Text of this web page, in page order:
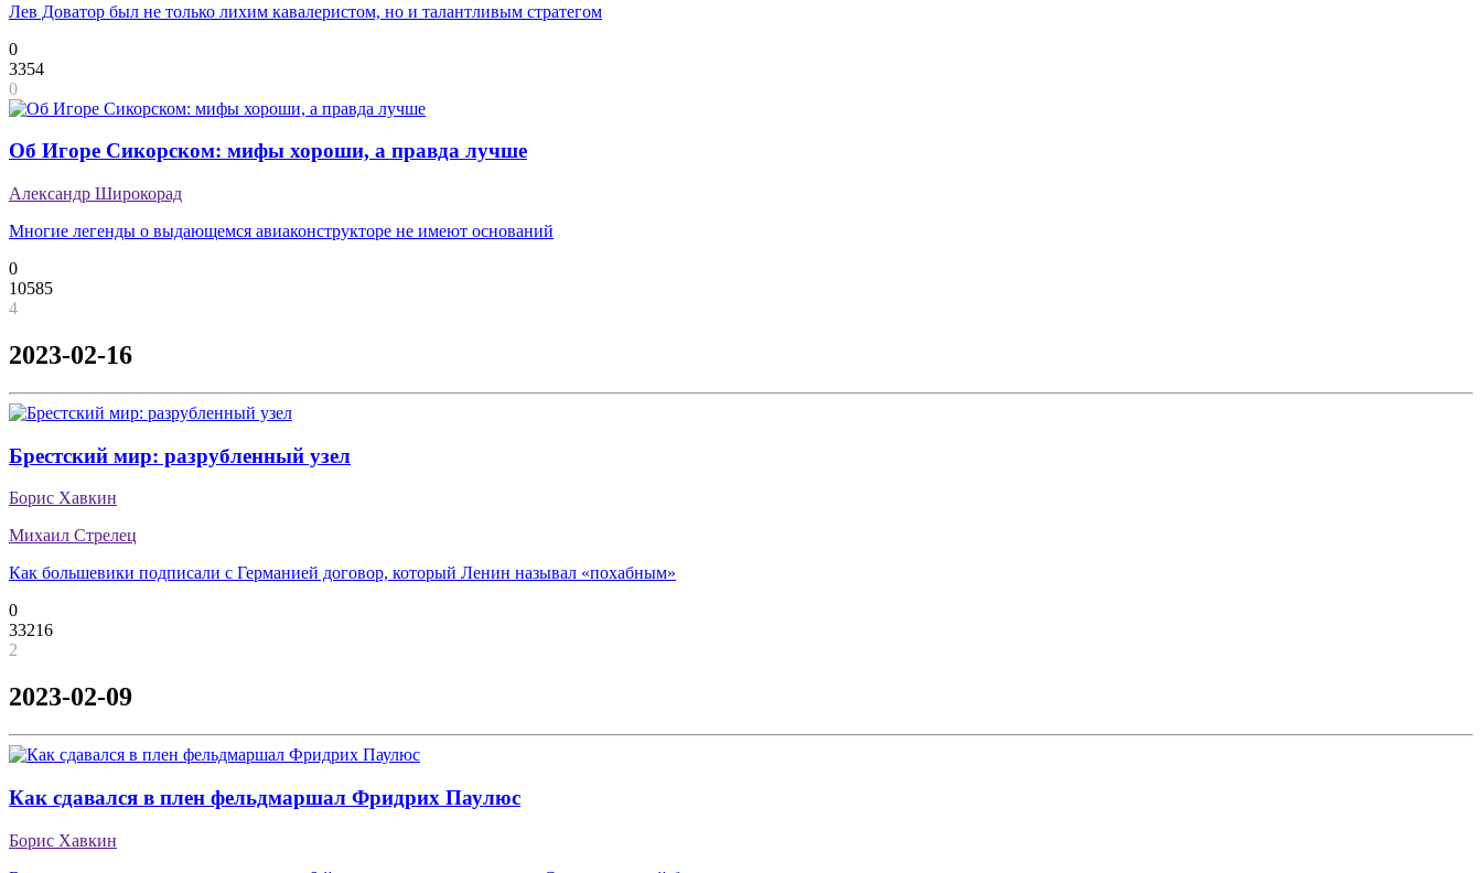
Лев Доватор был не только лихим кавалеристом, но и талантливым стратегом
0
3354
0
Об Игоре Сикорском: мифы хороши, а правда лучше
Александр Широкорад
Многие легенды о выдающемся авиаконструкторе не имеют оснований
0
10585
4
2023-02-16
Брестский мир: разрубленный узел
Борис Хавкин
Михаил Стрелец
Как большевики подписали с Германией договор, который Ленин называл «похабным»
0
33216
2
2023-02-09
Как сдавался в плен фельдмаршал Фридрих Паулюс
Борис Хавкин